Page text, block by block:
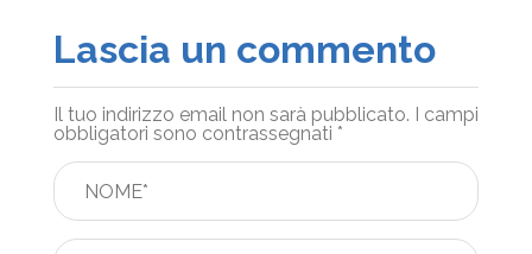
Lascia un commento
Il tuo indirizzo email non sarà pubblicato.
I campi
obbligatori sono contrassegnati *